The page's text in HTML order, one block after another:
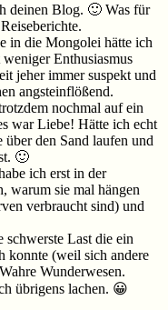
deinen Blog. 🙂 Was für
in die Mongolei hätte ich
Enthusiasmus
jeher immer suspekt und
angsteinflößend.
nochmal auf ein
war Liebe! Hätte ich echt
über den Sand laufen und
🙂
ich erst in der
warum sie mal hängen
verbraucht sind) und
Last die ein
konnte (weil sich andere
Wunderwesen.
übrigens lachen. 😀